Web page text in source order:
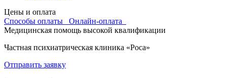
Цены и оплата
Способы оплаты
Онлайн-оплата
Медицинская помощь высокой квалификации
Частная психиатрическая клиника «Роса»
Отправить заявку